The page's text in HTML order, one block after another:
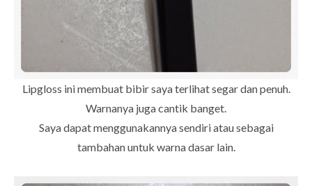
Lipgloss ini membuat bibir saya terlihat segar dan penuh.
Warnanya juga cantik banget.
Saya dapat menggunakannya sendiri atau sebagai
tambahan untuk warna dasar lain.